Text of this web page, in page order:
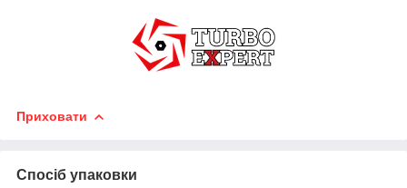
Приховати
Спосіб упаковки